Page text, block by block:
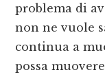
problema di
non ne vuole
continua a
possa